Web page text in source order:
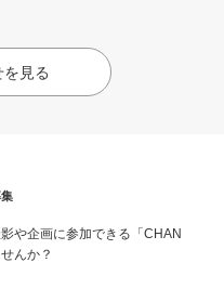
見る
影や企画に参加できる「CHAN
んか？